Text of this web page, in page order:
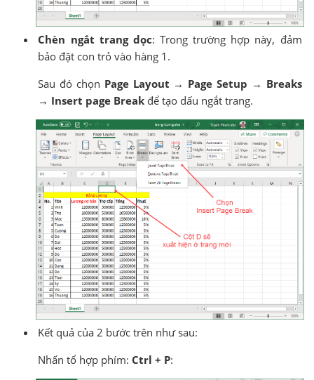
Chèn ngắt trang dọc: Trong trường hợp này, đảm
bảo đặt con trỏ vào hàng 1.
Sau đó chọn Page Layout → Page Setup → Breaks
→ Insert page Break để tạo dấu ngắt trang.
Kết quả của 2 bước trên như sau:
Nhấn tổ hợp phím: Ctrl + P: